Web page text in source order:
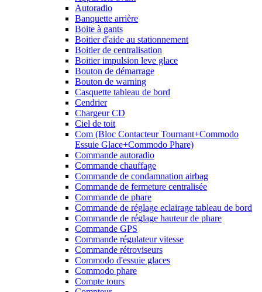
Autoradio
Banquette arrière
Boite à gants
Boitier d'aide au stationnement
Boitier de centralisation
Boitier impulsion leve glace
Bouton de démarrage
Bouton de warning
Casquette tableau de bord
Cendrier
Chargeur CD
Ciel de toit
Com (Bloc Contacteur Tournant+Commodo
Essuie Glace+Commodo Phare)
Commande autoradio
Commande chauffage
Commande de condamnation airbag
Commande de fermeture centralisée
Commande de phare
Commande de réglage eclairage tableau de bord
Commande de réglage hauteur de phare
Commande GPS
Commande régulateur vitesse
Commande rétroviseurs
Commodo d'essuie glaces
Commodo phare
Compte tours